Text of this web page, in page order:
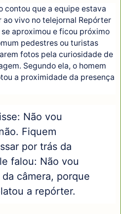
contou que a equipe estava
vivo no telejornal Repórter
aproximou e ficou próximo
pedestres ou turistas
fotos pela curiosidade de
Segundo ela, o homem
a proximidade da presença
Não vou
Fiquem
por trás da
falou: Não vou
câmera, porque
a repórter.